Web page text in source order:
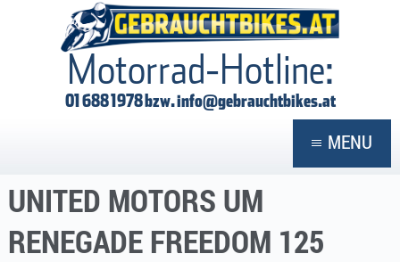
GEBRAUCHTBIKES
Motorrad-Hotline:
01 688 1978 bzw.info@gebrauchtbikes.at
MENU
UNITED MOTORS UM
RENEGADE FREEDOM 125